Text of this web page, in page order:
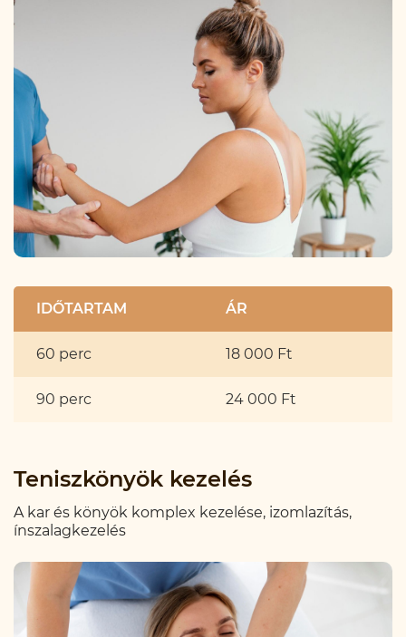
IDŐTARTAM ÁR
60 perc 18 000 Ft
90 perc 24 000 Ft
Teniszkönyök kezelés
A kar és könyök komplex kezelése, izomlazítás,
ínszalagkezelés